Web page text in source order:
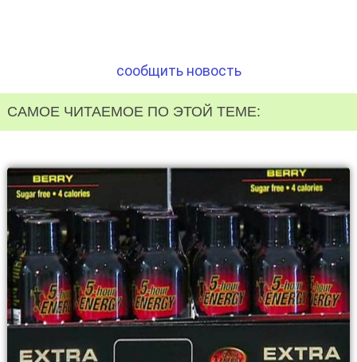
сообщить новость
САМОЕ ЧИТАЕМОЕ ПО ЭТОЙ ТЕМЕ: